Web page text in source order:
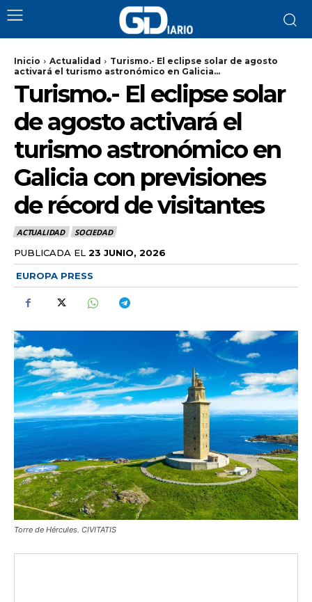
Inicio Actualidad
Turismo.- El eclipse solar de agosto
activará el turismo astronómico en Galicia...
Turismo.- El eclipse solar
de agosto activará el
turismo astronómico en
Galicia con previsiones
de récord de visitantes
ACTUALIDAD SOCIEDAD
PUBLICADA EL 23 JUNIO, 2026
EUROPA PRESS
Torre de Hércules. CIVITATIS